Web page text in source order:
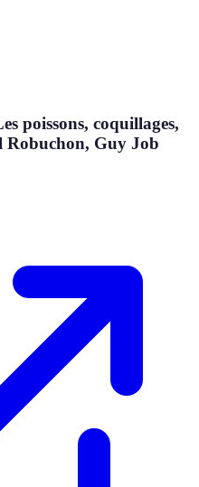
poissons, coquillages,
Robuchon, Guy Job